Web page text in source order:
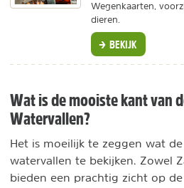
Wegenkaarten,
dieren.
BEKIJK
Wat is de mooiste kant van
Watervallen?
Het is moeilijk te zeggen wat
watervallen te bekijken. Zowel
bieden een prachtig zicht op